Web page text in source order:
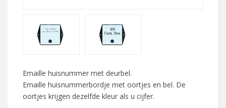
Emaille huisnummer met deurbel.
Emaille huisnummerbordje met oortjes en bel. De
oortjes krijgen dezelfde kleur als u cijfer.